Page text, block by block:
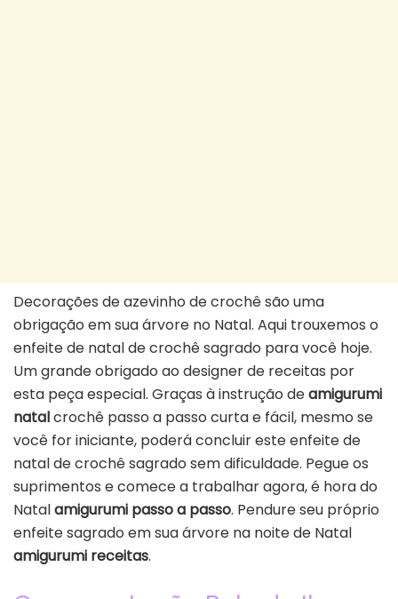
Decorações de azevinho de crochê são uma
obrigação em sua árvore no Natal. Aqui trouxemos o
enfeite de natal de crochê sagrado para você hoje.
Um grande obrigado ao designer de receitas por
esta peça especial. Graças à instrução deamigurumi
natalcrochê passo a passo curta e fácil, mesmo se
você for iniciante, poderá concluir este enfeite de
natal de crochê sagrado sem dificuldade. Pegue os
suprimentos e comece a trabalhar agora, é hora do
Natalamigurumi passo a passo. Pendure seu próprio
enfeite sagrado em sua árvore na noite de Natal
amigurumi receitas.